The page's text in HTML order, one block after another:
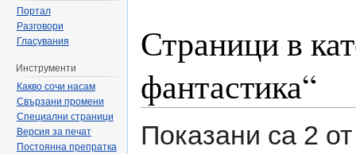
Страници в
фантастика“
Показани са 2
Портал
Разговори
Гласувания
Инструменти
Какво сочи насам
Свързани промени
Специални страници
Версия за печат
Постоянна препратка